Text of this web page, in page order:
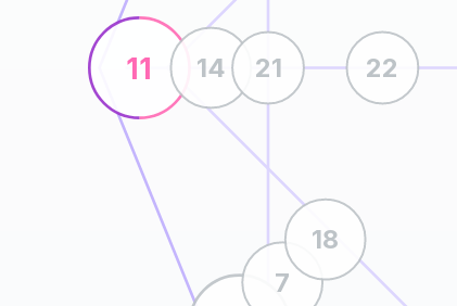
11 14 21 22
7
18